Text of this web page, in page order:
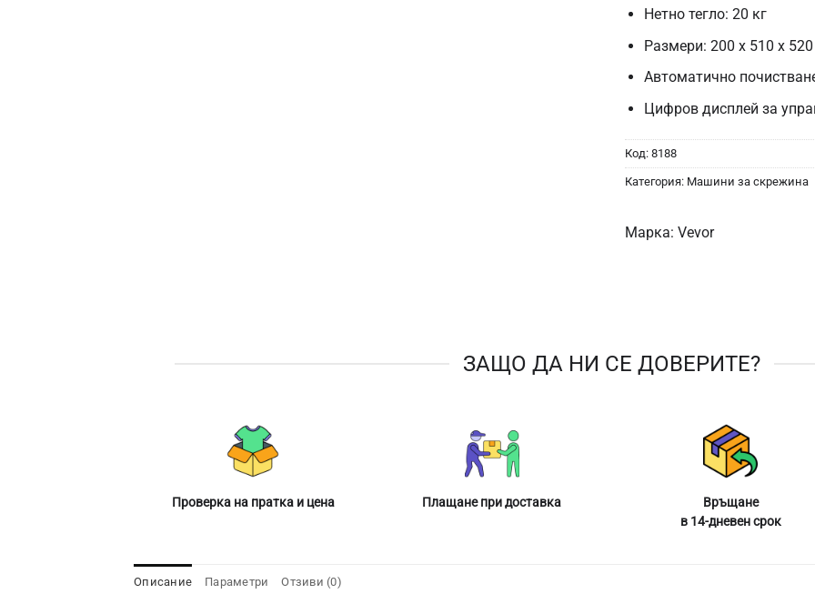
Нетно тегло: 20 кг
Размери: 200 x 510 x
Автоматично
Цифров дисплей за
Код: 8188
Категория: Машини за скрежина
Марка: Vevor
ЗАЩО ДА НИ СЕ ДОВЕРИТЕ?
Проверка на пратка и цена Плащане при доставка
Връщане
в 14-дневен срок
Описание Параметри Отзиви (0)